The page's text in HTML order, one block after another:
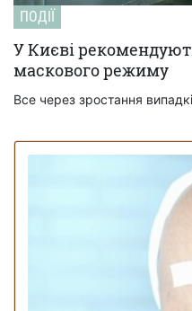
ПОДІЇ
У Києві
маскового режиму
Все через зростання